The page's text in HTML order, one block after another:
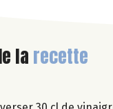
larecette